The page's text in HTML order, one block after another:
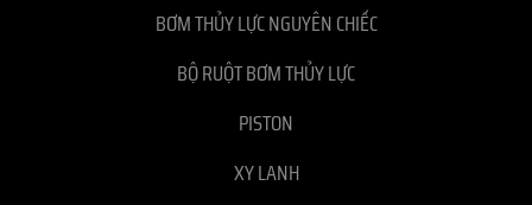
BƠM THỦY LỰC NGUYÊN CHIẾC
BỘ RUỘT BƠM THỦY LỰC
PISTON
XY LANH